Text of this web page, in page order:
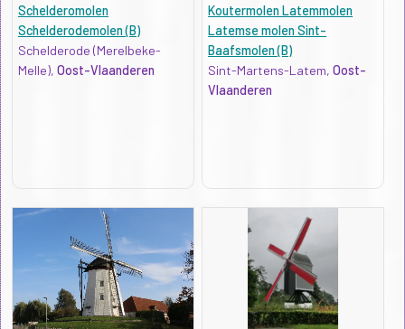
Schelderomolen
Schelderodemolen (B)
Schelderode (Merelbeke-
Melle), Oost-Vlaanderen
Koutermolen Latemmolen
Latemse molen Sint-
Baafsmolen (B)
Sint-Martens-Latem,Oost-
Vlaanderen